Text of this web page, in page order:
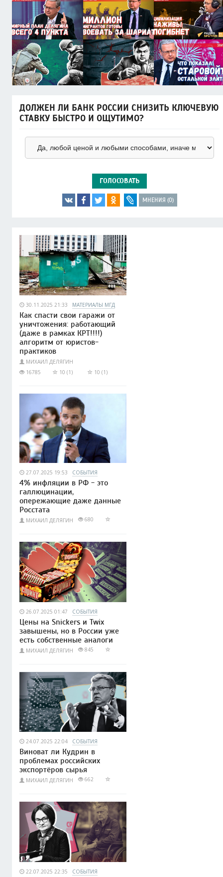
ДОЛЖЕН ЛИ БАНК РОССИИ СНИЗИТЬ КЛЮЧЕВУЮ
СТАВКУ БЫСТРО И ОЩУТИМО?
ГОЛОСОВАТЬ
МНЕНИЯ (0)
30.11.2025 21:33 МАТЕРИАЛЫ МГД
Как спасти свои гаражи от
уничтожения: работающий
(даже в рамках КРТ!!!!)
алгоритм от юристов-
практиков
МИХАИЛ ДЕЛЯГИН
16785
10 (1) 10 (1)
27.07.2025 19:53 СОБЫТИЯ
4% инфляции в РФ - это
галлюцинации,
опережающие даже данные
Росстата
МИХАИЛ ДЕЛЯГИН 680
26.07.2025 01:47 СОБЫТИЯ
Цены на Snickers и Twix
завышены, но в России уже
есть собственные аналоги
МИХАИЛ ДЕЛЯГИН 845
24.07.2025 22:04 СОБЫТИЯ
Виноват ли Кудрин в
проблемах российских
экспортёров сырья
МИХАИЛ ДЕЛЯГИН 662
22.07.2025 22:35 СОБЫТИЯ